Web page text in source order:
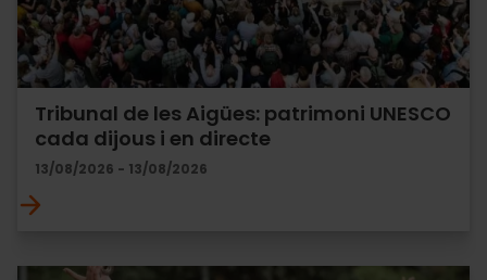
Tribunal de les Aigües: patrimoni UNESCO
cada dijous i en directe
13/08/2026 - 13/08/2026